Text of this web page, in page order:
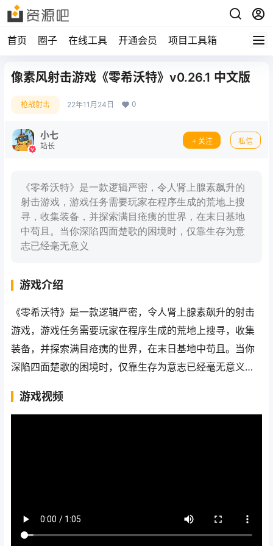
首页 圈子 在线工具 开通会员 项目工具箱
像素风射击游戏《零希沃特》v0.26.1 中文版
枪战射击 22年11月24日 0
小七
站长
关注 私信
《零希沃特》是一款逻辑严密，令人肾上腺素飙升的
射击游戏，游戏任务需要玩家在程序生成的荒地上搜
寻，收集装备，并探索满目疮痍的世界，在末日基地
中苟且。当你深陷四面楚歌的困境时，仅靠生存为意
志已经毫无意义
游戏介绍
《零希沃特》是一款逻辑严密，令人肾上腺素飙升的射击
游戏，游戏任务需要玩家在程序生成的荒地上搜寻，收集
装备，并探索满目疮痍的世界，在末日基地中苟且。当你
深陷四面楚歌的困境时，仅靠生存为意志已经毫无意义…
游戏视频